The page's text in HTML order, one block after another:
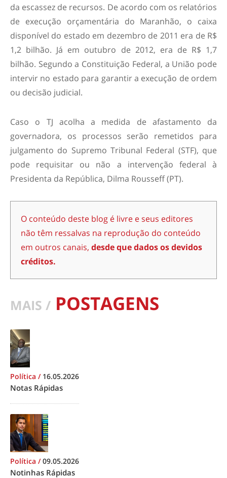
da escassez de recursos. De acordo com os relatórios
de execução orçamentária do Maranhão, o caixa
disponível do estado em dezembro de 2011 era de R$
1,2 bilhão. Já em outubro de 2012, era de R$ 1,7
bilhão. Segundo a Constituição Federal, a União pode
intervir no estado para garantir a execução de ordem
ou decisão judicial.
Caso o TJ acolha a medida de afastamento da
governadora, os processos serão remetidos para
julgamento do Supremo Tribunal Federal (STF), que
pode requisitar ou não a intervenção federal à
Presidenta da República, Dilma Rousseff (PT).
O conteúdo deste blog é livre e seus editores
não têm ressalvas na reprodução do conteúdo
em outros canais, desde que dados os devidos
créditos.
MAIS / POSTAGENS
Política / 16.05.2026
Notas Rápidas
Política /09.05.2026
Notinhas Rápidas